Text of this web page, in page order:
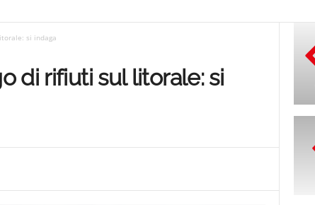
si indaga
di rifiuti sul litorale: si